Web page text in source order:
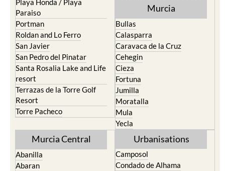
Playa Honda / Playa
Paraiso
Portman
Roldan and Lo Ferro
San Javier
San Pedro del Pinatar
Santa Rosalia Lake and Life
resort
Terrazas de la Torre Golf
Resort
Torre Pacheco
Murcia
Bullas
Calasparra
Caravaca de la Cruz
Cehegin
Cieza
Fortuna
Jumilla
Moratalla
Mula
Yecla
Murcia Central
Abanilla
Abaran
Urbanisations
Camposol
Condado de Alhama